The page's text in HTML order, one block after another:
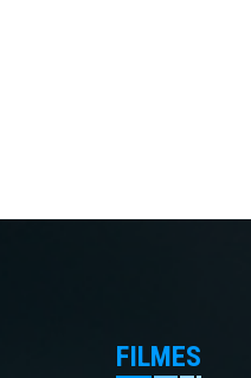
FILMES